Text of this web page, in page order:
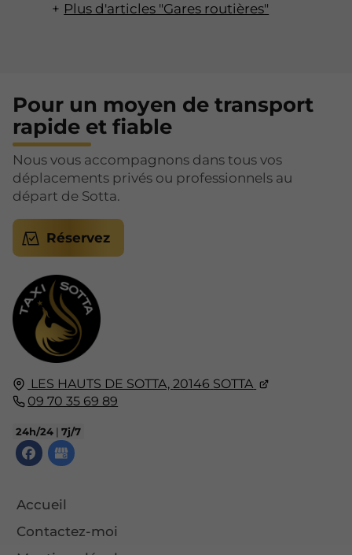
Plus d'articles "Gares routières"
LES HAUTS DE SOTTA,20146 SOTTA
09 70 35 69 89
24h/24 |7j/7
Accueil
Contactez-moi
Pour un moyen de transport
rapide et fiable
Nous vous accompagnons dans tous vos
déplacements privés ou professionnels au
départ de Sotta.
Réservez